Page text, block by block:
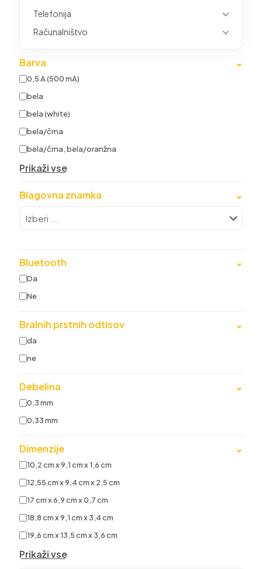
Telefonija
Računalništvo
Barva ⌄
0,5 A (500 mA)
bela
bela (white)
bela/črna
bela/črna, bela/oranžna
Prikaži vse
Blagovna znamka ⌄
Bluetooth ⌄
Da
Ne
Bralnih prstnih odtisov ⌄
da
ne
Debelina ⌄
0,3 mm
0,33 mm
Dimenzije ⌄
10,2 cm x 9,1 cm x 1,6 cm
12,55 cm x 9,4 cm x 2,5 cm
17 cm x 6,9 cm x 0,7 cm
18,8 cm x 9,1 cm x 3,4 cm
19,6 cm x 13,5 cm x 3,6 cm
Prikaži vse